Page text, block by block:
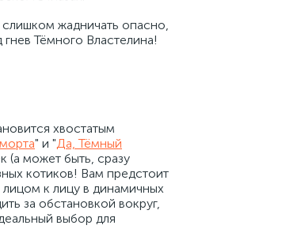
жадничать опасно,
Тёмного Властелина!
хвостатым
" и "Да, Тёмный
(а может быть, сразу
котиков! Вам предстоит
к лицу в динамичных
за обстановкой вокруг,
выбор для